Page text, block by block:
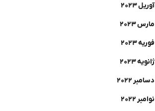
آوریل ۲۰۲۳
مارس ۲۰۲۳
فوریه ۲۰۲۳
ژانویه ۲۰۲۳
دسامبر ۲۰۲۲
نوامبر ۲۰۲۲